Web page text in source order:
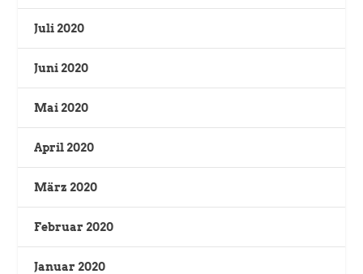
Juli 2020
Juni 2020
Mai 2020
April 2020
März 2020
Februar 2020
Januar 2020